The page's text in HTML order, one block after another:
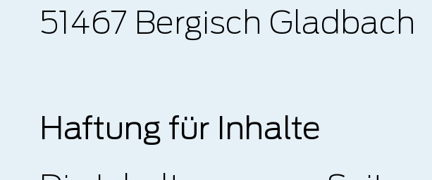
51467 Bergisch Gladbach
Haftung für Inhalte